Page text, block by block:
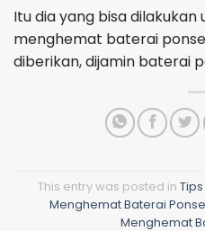
Itu dia yang bisa dilakukan
menghemat baterai
diberikan, dijamin baterai
This entry was posted in Tips
Menghemat Baterai
Menghemat